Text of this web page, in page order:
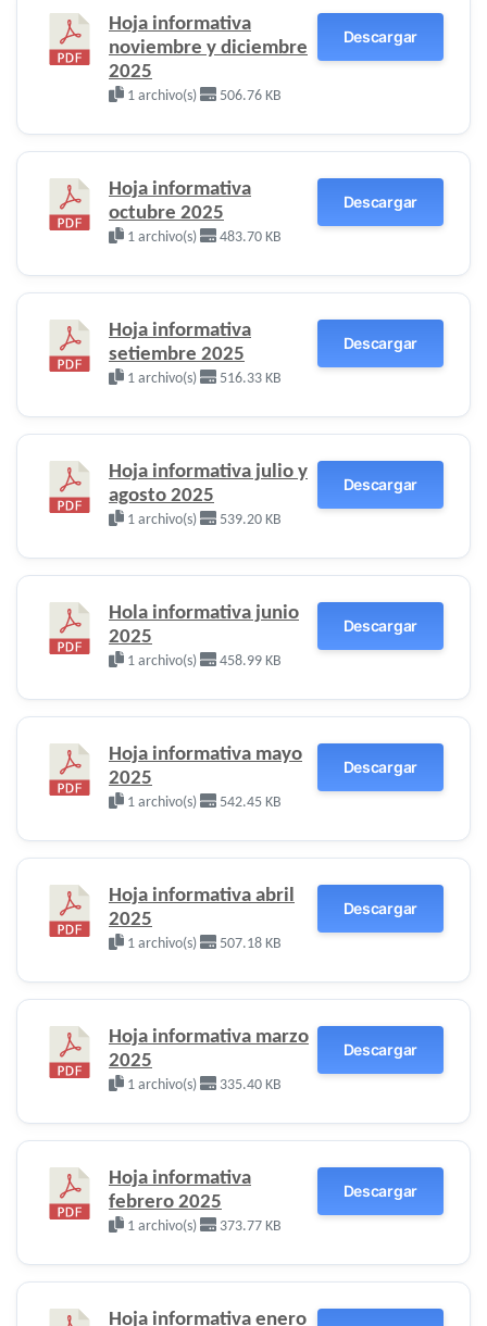
Hoja informativa
noviembre y diciembre
2025
1 archivo(s) 506.76 KB
Descargar
Hoja informativa
octubre 2025
1 archivo(s) 483.70 KB
Descargar
Hoja informativa
setiembre 2025
1 archivo(s) 516.33 KB
Descargar
Hoja informativa julio y
agosto 2025
1 archivo(s) 539.20 KB
Descargar
Hola informativa junio
2025
1 archivo(s) 458.99 KB
Descargar
Hoja informativa mayo
2025
1 archivo(s) 542.45 KB
Descargar
Hoja informativa abril
2025
1 archivo(s) 507.18 KB
Descargar
Hoja informativa marzo
2025
1 archivo(s) 335.40 KB
Descargar
Hoja informativa
febrero 2025
1 archivo(s) 373.77 KB
Descargar
Hoja informativa enero